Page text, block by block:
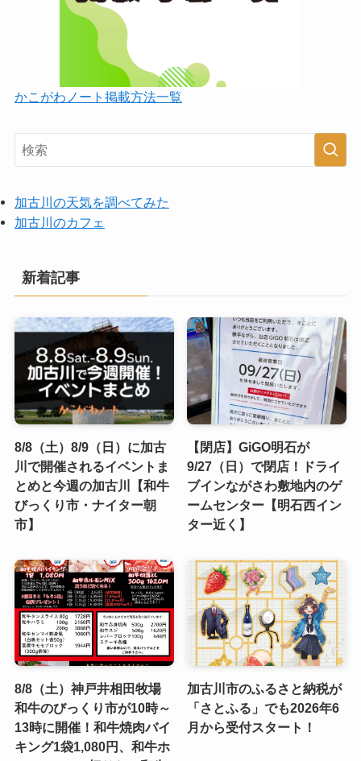
かこがわノート掲載方法一覧
加古川の天気を調べてみた
加古川のカフェ
新着記事
8/8（土）8/9（日）に加古
川で開催されるイベントま
とめと今週の加古川【和牛
びっくり市・ナイター朝
市】
【閉店】GiGO明石が
9/27（日）で閉店！ドライ
ブインながさわ敷地内のゲ
ームセンター【明石西イン
ター近く】
8/8（土）神戸井相田牧場
和牛のびっくり市が10時～
13時に開催！和牛焼肉バイ
キング1袋1,080円、和牛ホ
加古川市のふるさと納税が
「さとふる」でも2026年6
月から受付スタート！